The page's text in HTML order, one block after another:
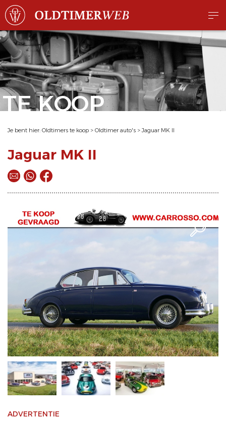
TE KOOP
Je bent hier: Oldtimers te koop > Oldtimer auto's >Jaguar MK II
Jaguar MK II
ADVERTENTIE